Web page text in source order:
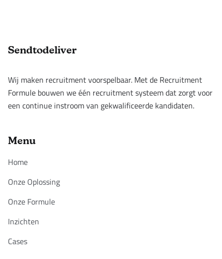
Footer
Sendtodeliver
Wij maken recruitment voorspelbaar. Met de Recruitment
Formule bouwen we één recruitment systeem dat zorgt voor
een continue instroom van gekwalificeerde kandidaten.
Menu
Home
Onze Oplossing
Onze Formule
Inzichten
Cases